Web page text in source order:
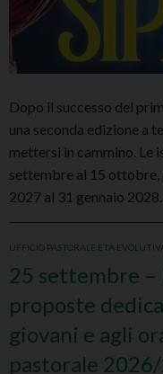
Dopo il successo del
una seconda edizione a
mettersi in cammino. Le
settembre al 15 ottobre,
2027 al 31 gennaio 2028.
UFFICIO PASTORALE ETÀ
25 settembre –
proposte
giovani e agli
pastorale